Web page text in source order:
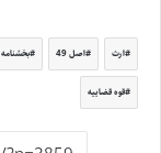
ارث اصل 49 بخشنامه
قوه قضاییه